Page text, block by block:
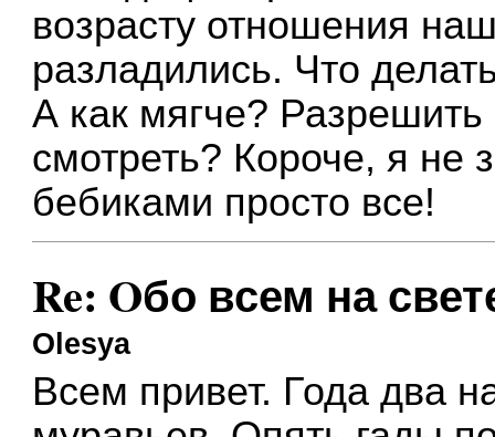
возрасту отношения
разладились. Что
А как мягче?
смотреть? Короче, я не
бебиками просто все!
Re: Oбо всем на
Olesya
Всем привет. Года два